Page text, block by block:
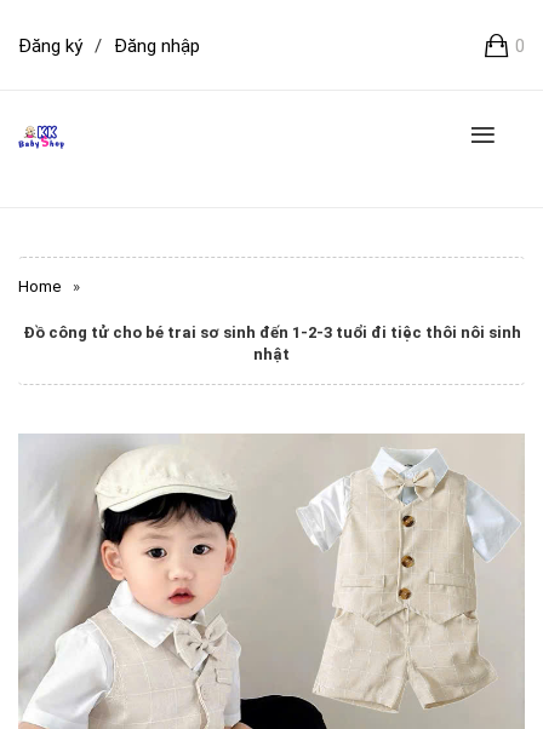
0
Đăng ký / Đăng nhập
Home »
Đồ công tử cho bé trai sơ sinh đến 1-2-3 tuổi đi tiệc thôi nôi sinh
nhật